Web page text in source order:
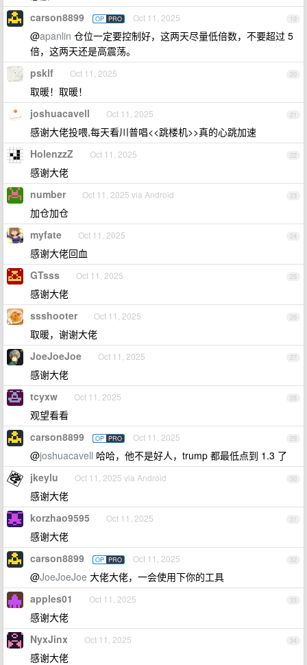
19
carson8899 OP PRO Oct 11, 2025
@apanlin 仓位一定要控制好，这两天尽量低倍数，不要超过 5
倍，这两天还是高震荡。
20
psklf Oct 11, 2025
取暖！取暖！
21
joshuacavell Oct 11, 2025
感谢大佬投喂,每天看川普唱<<跳楼机>>真的心跳加速
22
HolenzzZ Oct 11, 2025
感谢大佬
23
number Oct 11, 2025 via Android
加仓加仓
24
myfate Oct 11, 2025
感谢大佬回血
25
GTsss Oct 11, 2025
感谢大佬
26
ssshooter Oct 11, 2025
取暖，谢谢大佬
27
JoeJoeJoe Oct 11, 2025
感谢大佬
28
tcyxw Oct 11, 2025
观望看看
29
carson8899 OP PRO Oct 11, 2025
@joshuacavell 哈哈，他不是好人，trump 都最低点到 1.3 了
30
jkeylu Oct 11, 2025 via Android
感谢大佬
31
korzhao9595 Oct 11, 2025
感谢大佬
32
carson8899 OP PRO Oct 11, 2025
@JoeJoeJoe 大佬大佬，一会使用下你的工具
33
apples01 Oct 11, 2025
感谢大佬
34
NyxJinx Oct 11, 2025
感谢大佬